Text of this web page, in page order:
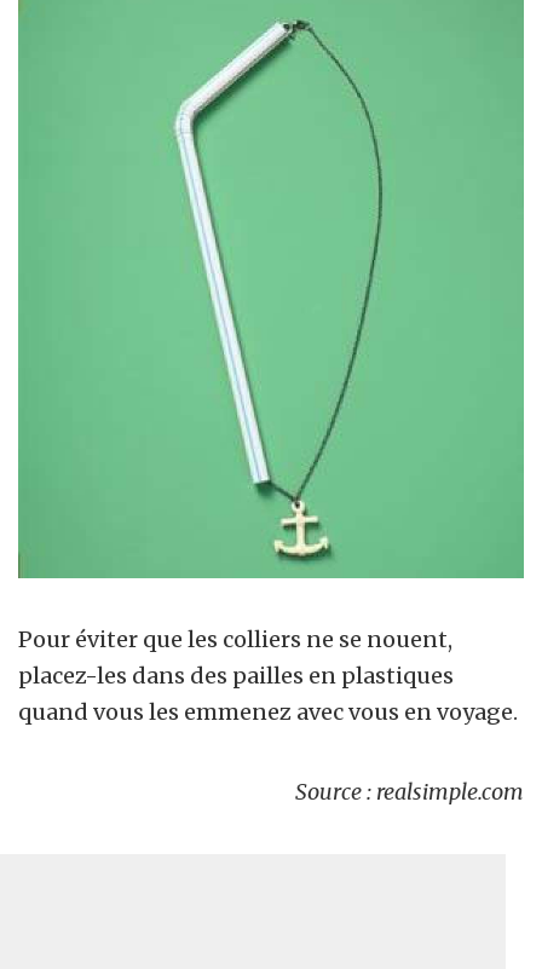
Pour éviter que les colliers ne se nouent,
placez-les dans des pailles en plastiques
quand vous les emmenez avec vous en voyage.
Source : realsimple.com